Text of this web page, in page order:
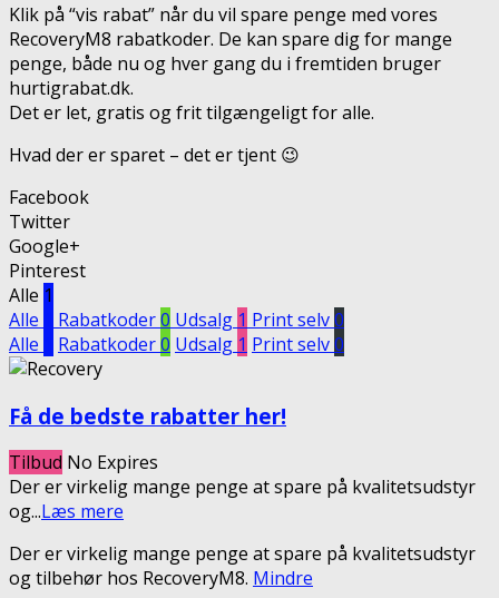
Klik på “vis rabat” når du vil spare penge med vores
RecoveryM8 rabatkoder. De kan spare dig for mange
penge, både nu og hver gang du i fremtiden bruger
hurtigrabat.dk.
Det er let, gratis og frit tilgængeligt for alle.
Hvad der er sparet – det er tjent 😉
Facebook
Twitter
Google+
Pinterest
Alle 1
Alle
Rabatkoder0 Udsalg 1 Print selv0
Alle
Rabatkoder0 Udsalg 1 Print selv0
Få de bedste rabatter her!
Tilbud No Expires
Der er virkelig mange penge at spare på kvalitetsudstyr
og...Læs mere
Der er virkelig mange penge at spare på kvalitetsudstyr
og tilbehør hos RecoveryM8. Mindre